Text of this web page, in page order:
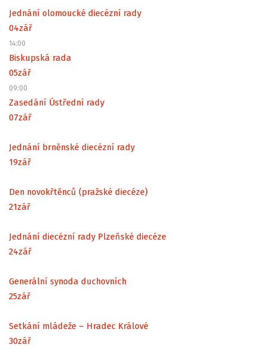
Jednání olomoucké diecézní rady
04zář
14:00
Biskupská rada
05zář
09:00
Zasedání Ústřední rady
07zář
Jednání brněnské diecézní rady
19zář
Den novokřtěnců (pražské diecéze)
21zář
Jednání diecézní rady Plzeňské diecéze
24zář
Generální synoda duchovních
25zář
Setkání mládeže – Hradec Králové
30zář